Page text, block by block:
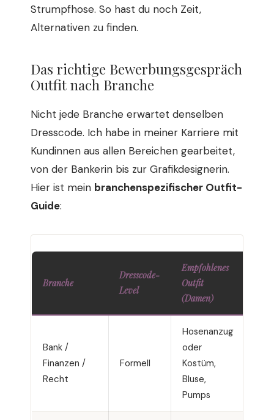
Strumpfhose. So hast du noch Zeit,
Alternativen zu finden.
Das richtige Bewerbungsgespräch
Outfit nach Branche
Nicht jede Branche erwartet denselben
Dresscode. Ich habe in meiner Karriere mit
Kundinnen aus allen Bereichen gearbeitet,
von der Bankerin bis zur Grafikdesignerin.
Hier ist mein branchenspezifischer Outfit-
Guide:
Branche
Dresscode-
Level
Empfohlenes
Outfit
(Damen)
Bank /
Finanzen /
Recht
Formell
Hosenanzug
oder
Kostüm,
Bluse,
Pumps